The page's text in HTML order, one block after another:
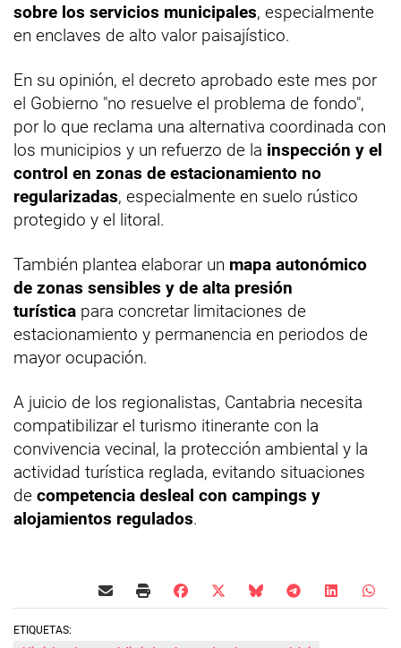
sobre los servicios municipales, especialmente
en enclaves de alto valor paisajístico.
En su opinión, el decreto aprobado este mes por
el Gobierno "no resuelve el problema de fondo",
por lo que reclama una alternativa coordinada con
los municipios y un refuerzo de la inspección y el
control en zonas de estacionamiento no
regularizadas, especialmente en suelo rústico
protegido y el litoral.
También plantea elaborar un mapa autonómico
de zonas sensibles y de alta presión
turística para concretar limitaciones de
estacionamiento y permanencia en periodos de
mayor ocupación.
A juicio de los regionalistas, Cantabria necesita
compatibilizar el turismo itinerante con la
convivencia vecinal, la protección ambiental y la
actividad turística reglada, evitando situaciones
de competencia desleal con campings y
alojamientos regulados.
ETIQUETAS: